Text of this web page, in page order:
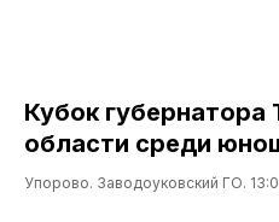
Кубок
области среди
Упорово. Заводоуковский ГО.